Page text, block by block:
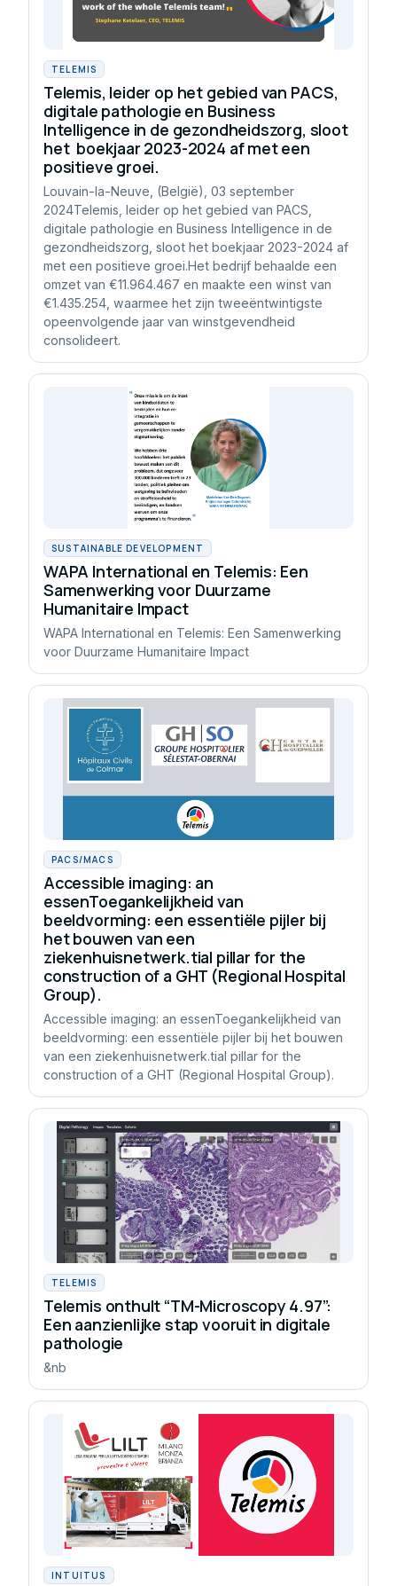
TELEMIS
Telemis, leider op het gebied van PACS,
digitale pathologie en Business
Intelligence in de gezondheidszorg, sloot
het boekjaar 2023-2024 af met een
positieve groei.
Louvain-la-Neuve, (België), 03 september
2024Telemis, leider op het gebied van PACS,
digitale pathologie en Business Intelligence in de
gezondheidszorg, sloot het boekjaar 2023-2024 af
met een positieve groei.Het bedrijf behaalde een
omzet van €11.964.467 en maakte een winst van
€1.435.254, waarmee het zijn tweeëntwintigste
opeenvolgende jaar van winstgevendheid
consolideert.
SUSTAINABLE DEVELOPMENT
WAPA International en Telemis: Een
Samenwerking voor Duurzame
Humanitaire Impact
WAPA International en Telemis: Een Samenwerking
voor Duurzame Humanitaire Impact
PACS/MACS
Accessible imaging: an
essenToegankelijkheid van
beeldvorming: een essentiële pijler bij
het bouwen van een
ziekenhuisnetwerk.tial pillar for the
construction of a GHT (Regional Hospital
Group).
Accessible imaging: an essenToegankelijkheid van
beeldvorming: een essentiële pijler bij het bouwen
van een ziekenhuisnetwerk.tial pillar for the
construction of a GHT (Regional Hospital Group).
TELEMIS
Telemis onthult “TM-Microscopy 4.97”:
Een aanzienlijke stap vooruit in digitale
pathologie
&nb
INTUITUS